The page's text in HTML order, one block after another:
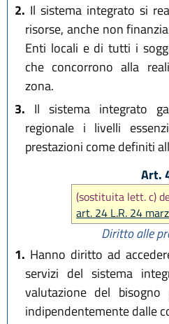
2. Il sistema integrato si
risorse, anche non
Enti locali e di tutti i
che concorrono alla
zona.
3. Il sistema integrato
regionale i livelli
prestazioni come definiti
Art.
(sostituita lett. c)
art. 24 L.R. 24
Diritto alle
1. Hanno diritto ad
servizi del sistema
valutazione del bisogno
indipendentemente dalle